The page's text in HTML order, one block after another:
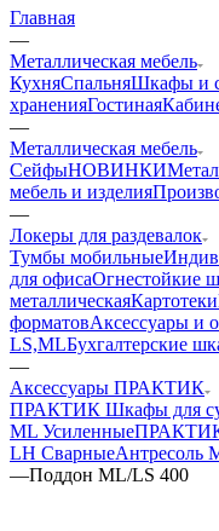
Главная
—
Металлическая мебель
КухняСпальняШкафы и
храненияГостиная
—
Металлическая мебель
СейфыНОВИНКИ
мебель и изделия
—
Локеры для раздевалок
Тумбы мобильные
для офисаОгнестойкие
металлическаяКартотеки
форматовАксессуары и
LS,MLБухгалтерские
—
Аксессуары ПРАКТИК
ПРАКТИК Шкафы для
ML Усиленные
LH СварныеАнтресоль
—Поддон ML/LS 400